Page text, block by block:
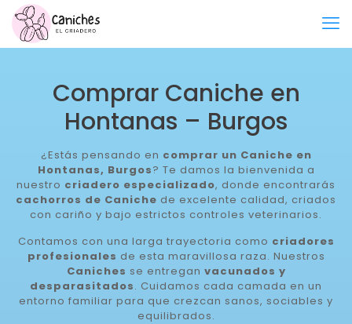
Comprar Caniche en
Hontanas – Burgos
¿Estás pensando en comprar un Caniche en
Hontanas, Burgos? Te damos la bienvenida a
nuestro criadero especializado, donde encontrarás
cachorros de Caniche de excelente calidad, criados
con cariño y bajo estrictos controles veterinarios.
Contamos con una larga trayectoria como criadores
profesionales de esta maravillosa raza. Nuestros
Caniches se entregan vacunados y
desparasitados. Cuidamos cada camada en un
entorno familiar para que crezcan sanos, sociables y
equilibrados.